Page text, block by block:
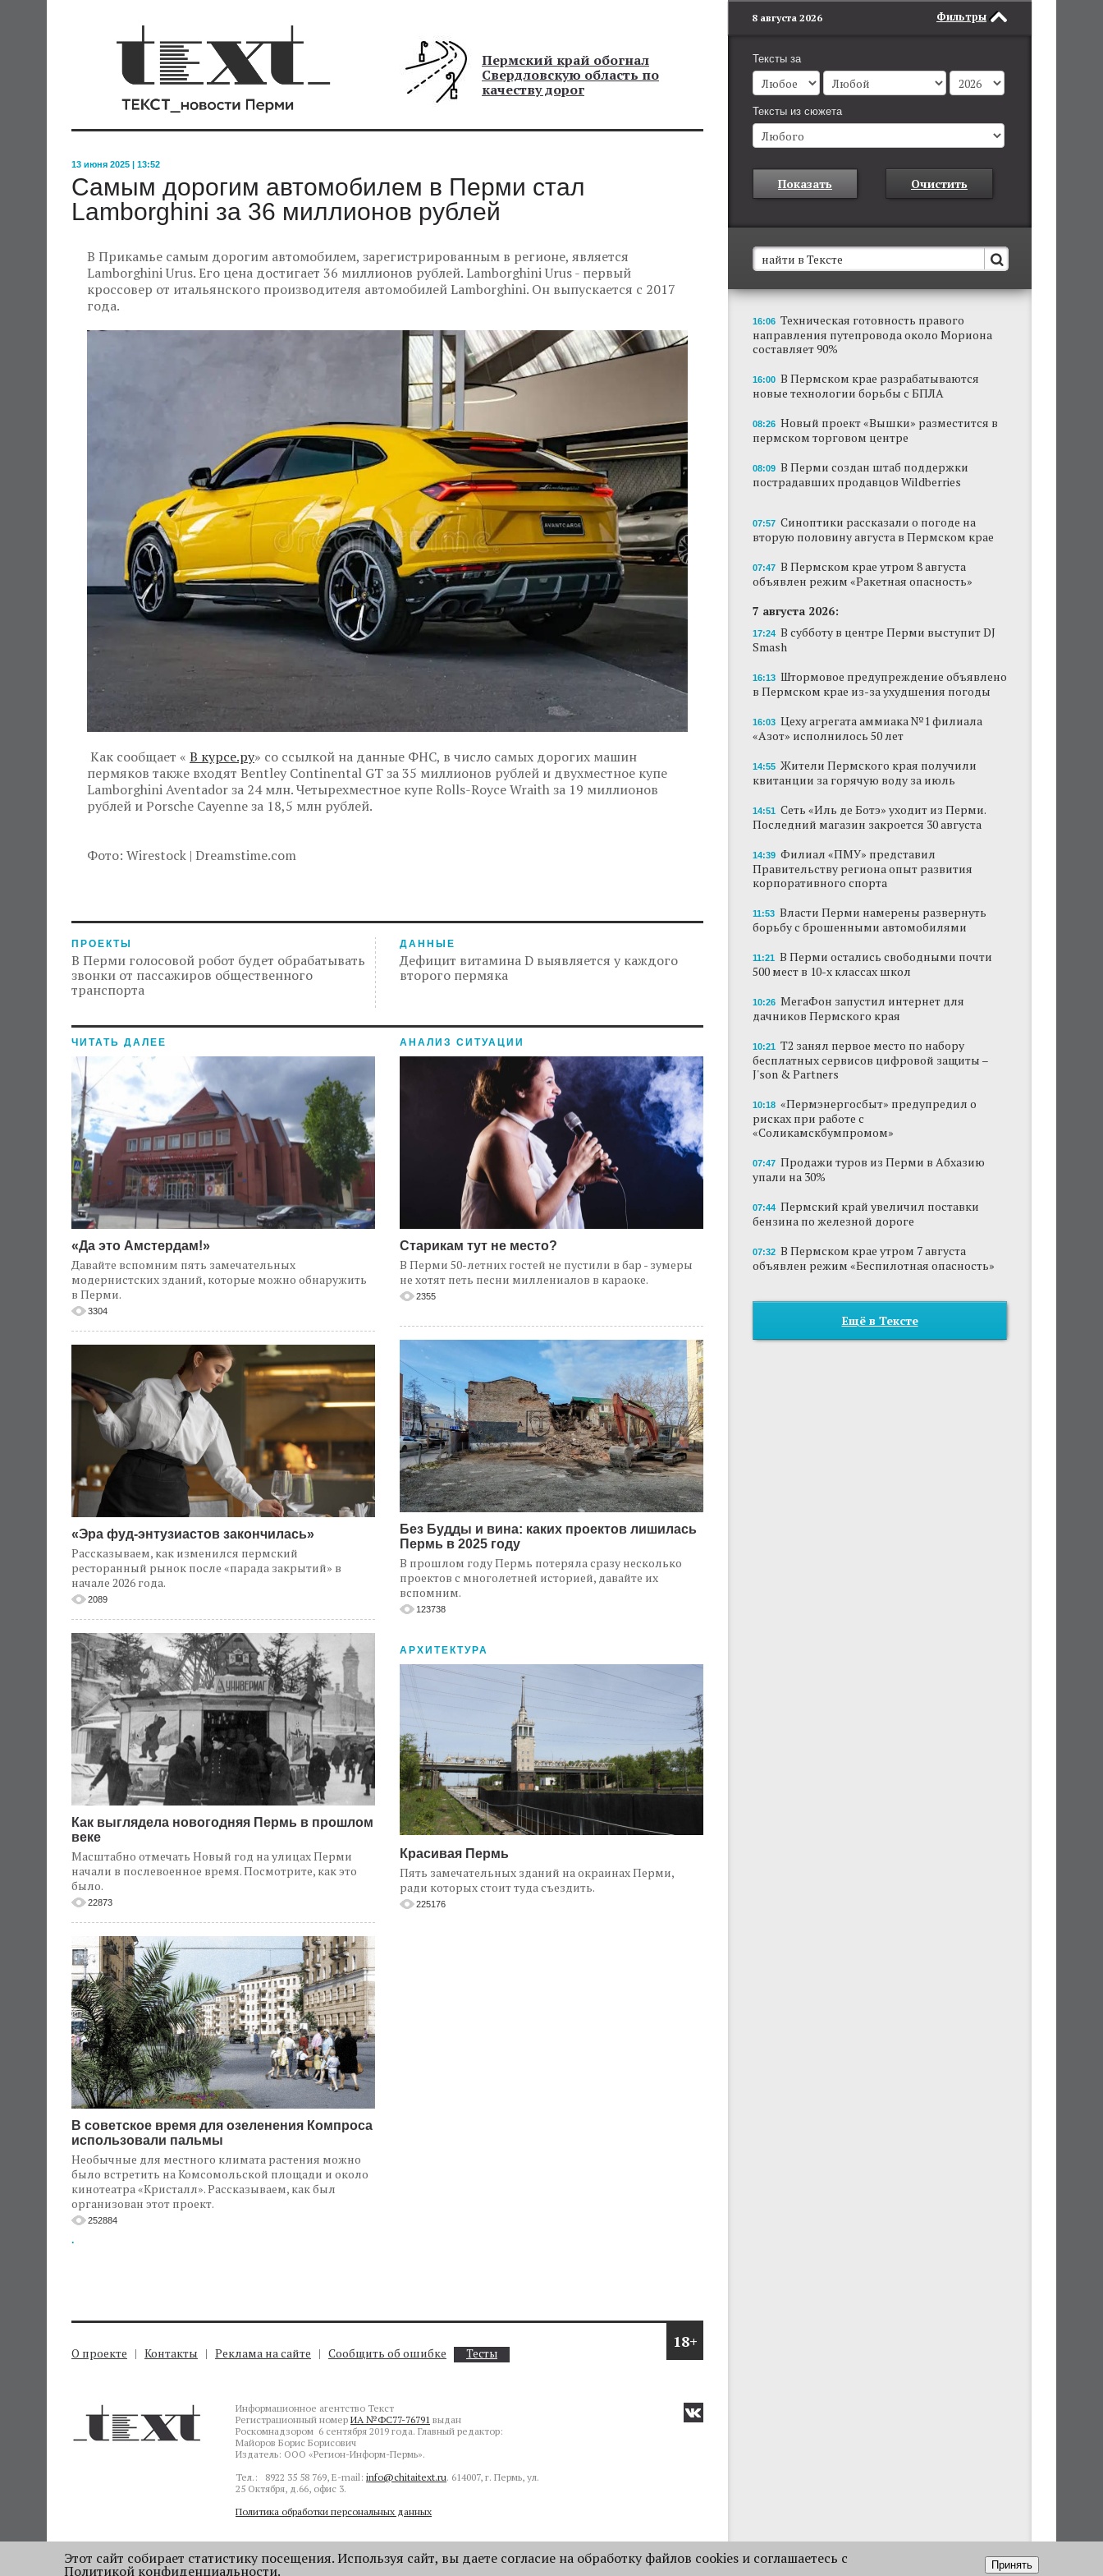
Пермский край обогнал
Свердловскую область по
качеству дорог
13 июня 2025 | 13:52
Самым дорогим автомобилем в Перми стал
Lamborghini за 36 миллионов рублей
В Прикамье самым дорогим автомобилем, зарегистрированным в регионе, является
Lamborghini Urus. Его цена достигает 36 миллионов рублей. Lamborghini Urus - первый
кроссовер от итальянского производителя автомобилей Lamborghini. Он выпускается с 2017
года.
Как сообщает « В курсе.ру» со ссылкой на данные ФНС, в число самых дорогих машин
пермяков также входят Bentley Continental GT за 35 миллионов рублей и двухместное купе
Lamborghini Aventador за 24 млн. Четырехместное купе Rolls-Royce Wraith за 19 миллионов
рублей и Porsche Cayenne за 18,5 млн рублей.
Фото: Wirestock | Dreamstime.com
ПРОЕКТЫ
В Перми голосовой робот будет обрабатывать
звонки от пассажиров общественного
транспорта
ДАННЫЕ
Дефицит витамина D выявляется у каждого
второго пермяка
ЧИТАТЬ ДАЛЕЕ
«Да это Амстердам!»
Давайте вспомним пять замечательных
модернистских зданий, которые можно обнаружить
в Перми.
3304
«Эра фуд-энтузиастов закончилась»
Рассказываем, как изменился пермский
ресторанный рынок после «парада закрытий» в
начале 2026 года.
2089
Как выглядела новогодняя Пермь в прошлом
веке
Масштабно отмечать Новый год на улицах Перми
начали в послевоенное время. Посмотрите, как это
было.
22873
В советское время для озеленения Компроса
использовали пальмы
Необычные для местного климата растения можно
было встретить на Комсомольской площади и около
кинотеатра «Кристалл». Рассказываем, как был
организован этот проект.
252884
.
АНАЛИЗ СИТУАЦИИ
Старикам тут не место?
В Перми 50-летних гостей не пустили в бар - зумеры
не хотят петь песни миллениалов в караоке.
2355
Без Будды и вина: каких проектов лишилась
Пермь в 2025 году
В прошлом году Пермь потеряла сразу несколько
проектов с многолетней историей, давайте их
вспомним.
123738
АРХИТЕКТУРА
Красивая Пермь
Пять замечательных зданий на окраинах Перми,
ради которых стоит туда съездить.
225176
18+
О проекте Контакты Реклама на сайте Сообщить об ошибке Тесты
Информационное агентство Текст
Регистрационный номер ИА №ФС77-76791 выдан
Роскомнадзором 6 сентября 2019 года. Главный редактор:
Майоров Борис Борисович
Издатель: ООО «Регион-Информ-Пермь».
Тел.: 8922 35 58 769, E-mail: info@chitaitext.ru. 614007, г. Пермь, ул.
25 Октября, д.66, офис 3.
Политика обработки персональных данных
Фильтры
8 августа 2026
Тексты за
Тексты из сюжета
Показать Очистить
В Пермском крае установят новые станции
обнаружения беспилотников
Они используются для обнаружения и
отслеживания БПЛА в воздухе.
Новый проект «Вышки» разместится в
пермском торговом центре
В Перми создан штаб поддержки
В субботу в центре Перми выступит DJ Smash
Сеть «Иль де Ботэ» уходит из Перми
с брошенными автомобилями
на 30%
Власти вернулись к проекту большого
16:06 Техническая готовность правого
направления путепровода около Мориона
составляет 90%
16:00 В Пермском крае разрабатываются
новые технологии борьбы с БПЛА
08:26 Новый проект «Вышки» разместится в
пермском торговом центре
08:09 В Перми создан штаб поддержки
пострадавших продавцов Wildberries
07:57 Синоптики рассказали о погоде на
вторую половину августа в Пермском крае
07:47 В Пермском крае утром 8 августа
объявлен режим «Ракетная опасность»
7 августа 2026:
17:24 В субботу в центре Перми выступит DJ
Smash
16:13 Штормовое предупреждение объявлено
в Пермском крае из-за ухудшения погоды
16:03 Цеху агрегата аммиака №1 филиала
«Азот» исполнилось 50 лет
14:55 Жители Пермского края получили
квитанции за горячую воду за июль
14:51 Сеть «Иль де Ботэ» уходит из Перми.
Последний магазин закроется 30 августа
14:39 Филиал «ПМУ» представил
Правительству региона опыт развития
корпоративного спорта
11:53 Власти Перми намерены развернуть
борьбу с брошенными автомобилями
11:21 В Перми остались свободными почти
500 мест в 10-х классах школ
10:26 МегаФон запустил интернет для
дачников Пермского края
10:21 Т2 занял первое место по набору
бесплатных сервисов цифровой защиты –
J'son & Partners
10:18 «Пермэнергосбыт» предупредил о
рисках при работе с
«Соликамскбумпромом»
07:47 Продажи туров из Перми в Абхазию
упали на 30%
07:44 Пермский край увеличил поставки
бензина по железной дороге
07:32 В Пермском крае утром 7 августа
объявлен режим «Беспилотная опасность»
Ещё в Тексте
Этот сайт собирает статистику посещения. Используя сайт, вы даете согласие на обработку файлов cookies и соглашаетесь с
Политикой конфиденциальности. Принять